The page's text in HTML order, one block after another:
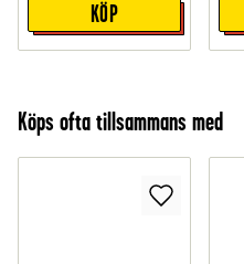
KÖP
Köps ofta tillsammans med